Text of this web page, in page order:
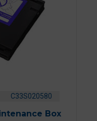
C33S020580
Box